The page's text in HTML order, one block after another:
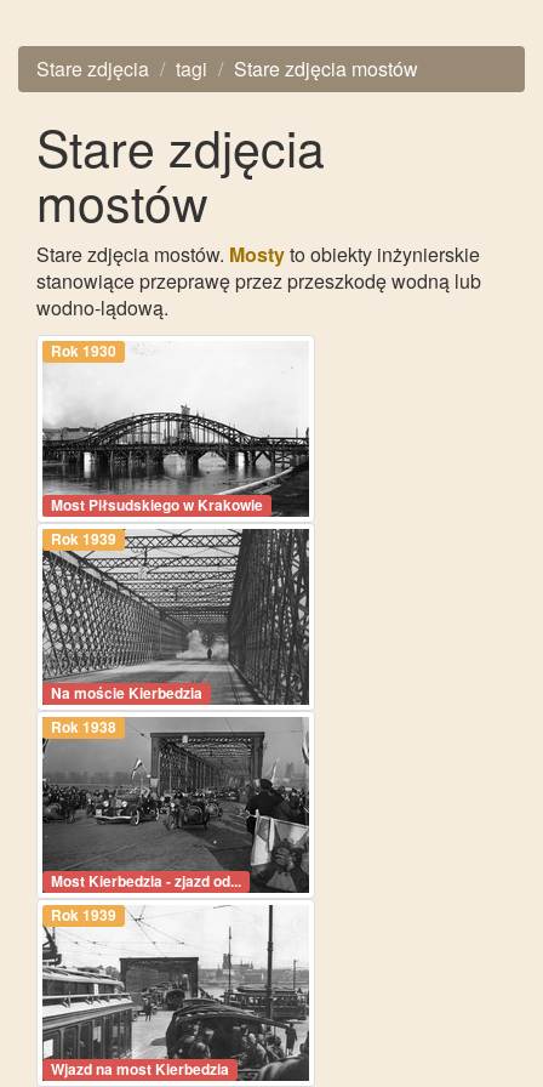
Stare zdjęcia tagi Stare zdjęcia mostów
Stare zdjęcia
mostów
Stare zdjęcia mostów. Mostyto obiekty inżynierskie
stanowiące przeprawę przez przeszkodę wodną lub
wodno-lądową.
Rok 1930
Most Piłsudskiego w Krakowie
Rok 1939
Na moście Kierbedzia
Rok 1938
Most Kierbedzia - zjazd od...
Rok 1939
Wjazd na most Kierbedzia